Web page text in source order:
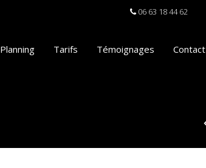
06 63 18 44 62
Planning Tarifs Témoignages Contact